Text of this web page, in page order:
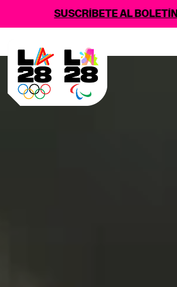
SUSCRÍBETE AL BOLETÍN DE LA28